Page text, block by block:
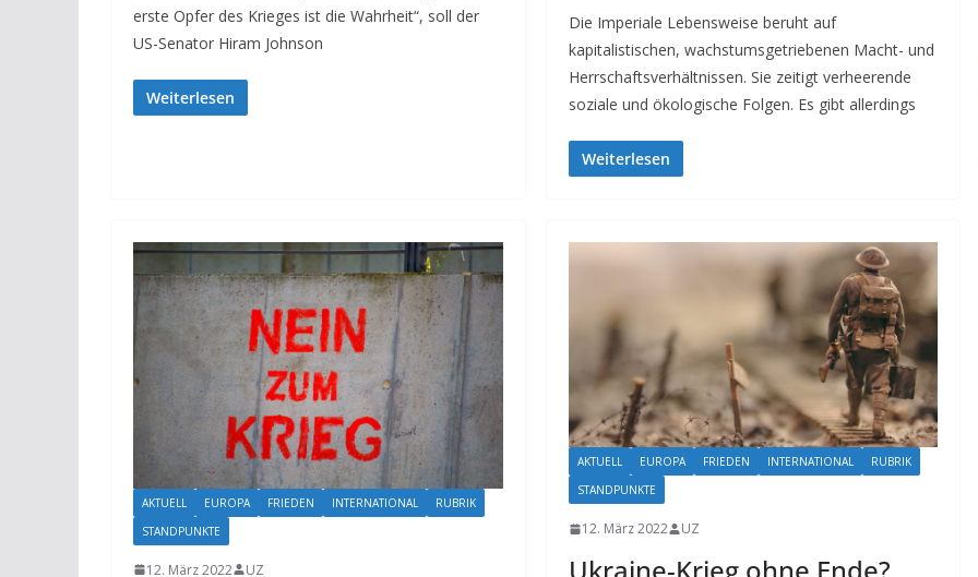
erste Opfer des Krieges ist die Wahrheit“, soll der
US-Senator Hiram Johnson
Weiterlesen
Die Imperiale Lebensweise beruht auf
kapitalistischen, wachstumsgetriebenen Macht- und
Herrschaftsverhältnissen. Sie zeitigt verheerende
soziale und ökologische Folgen. Es gibt allerdings
Weiterlesen
AKTUELL EUROPA FRIEDEN INTERNATIONAL
RUBRIK
STANDPUNKTE
12. März 2022 UZ
AKTUELL EUROPA FRIEDEN INTERNATIONAL
RUBRIK
STANDPUNKTE
12. März 2022 UZ